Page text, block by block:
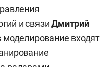
и связиДмитрий
моделирование входят